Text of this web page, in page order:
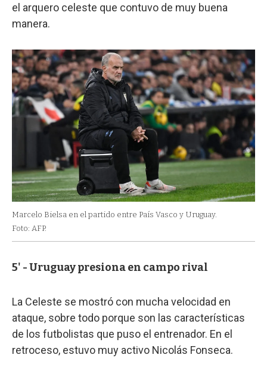
el arquero celeste que contuvo de muy buena
manera.
Marcelo Bielsa en el partido entre País Vasco y Uruguay.
Foto: AFP.
5' - Uruguay presiona en campo rival
La Celeste se mostró con mucha velocidad en
ataque, sobre todo porque son las características
de los futbolistas que puso el entrenador. En el
retroceso, estuvo muy activo Nicolás Fonseca.